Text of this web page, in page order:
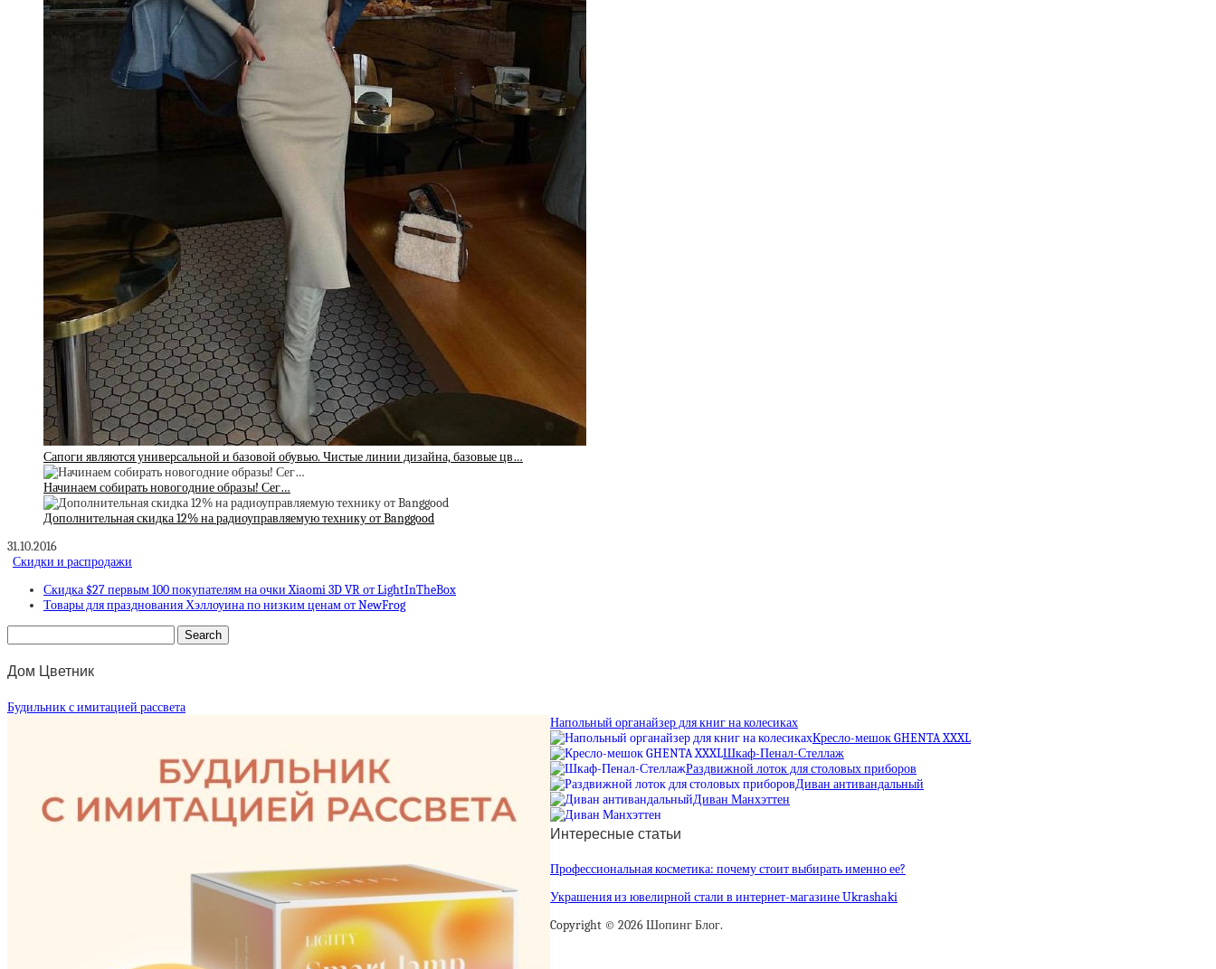
Сапоги являются универсальной и базовой обувью. Чистые линии дизайна, базовые цв…
Начинаем собирать новогодние образы! Сег…
Дополнительная скидка 12% на радиоуправляемую технику от Banggood
31.10.2016
Скидки и распродажи
Скидка $27 первым 100 покупателям на очки Xiaomi 3D VR от LightInTheBox
Товары для празднования Хэллоуина по низким ценам от NewFrog
Дом Цветник
Будильник с имитацией рассвета
Напольный органайзер для книг на колесиках
Кресло-мешок GHENTA XXXL
Шкаф-Пенал-Стеллаж
Раздвижной лоток для столовых приборов
Диван антивандальный
Диван Манхэттен
Интересные статьи
Профессиональная косметика: почему стоит выбирать именно ее?
Украшения из ювелирной стали в интернет-магазине Ukrashaki
Copyright © 2026 Шопинг Блог.